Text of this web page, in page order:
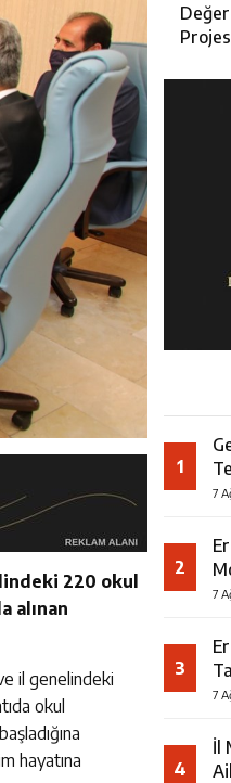
220 okul
alınan
il genelindeki
okul
hayatına
1
7
2
7
3
7
4
İl